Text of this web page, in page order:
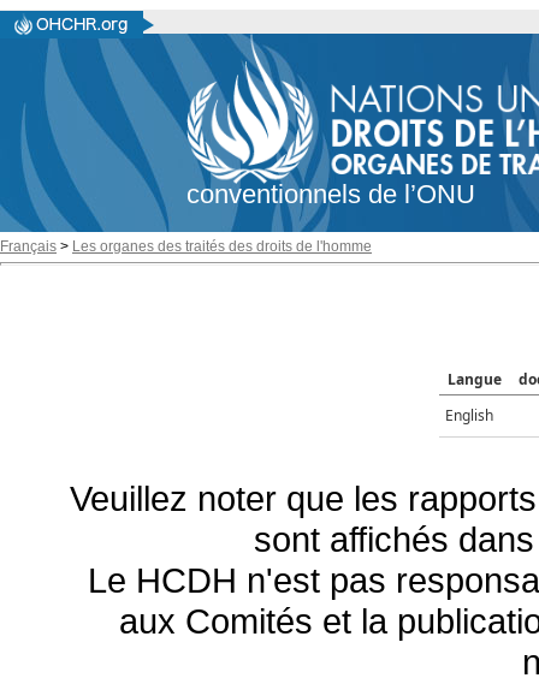
conventionnels de l’ONU
Français > Les organes des traités des droits de l'homme
Langue
English
Veuillez noter que les
sont affichés
Le HCDH n'est pas
aux Comités et la